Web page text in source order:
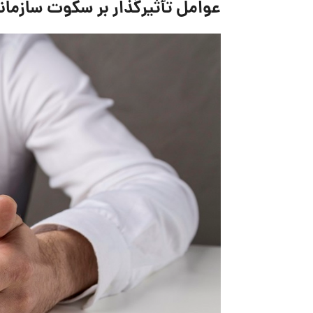
عوامل تأثیرگذار بر سکوت